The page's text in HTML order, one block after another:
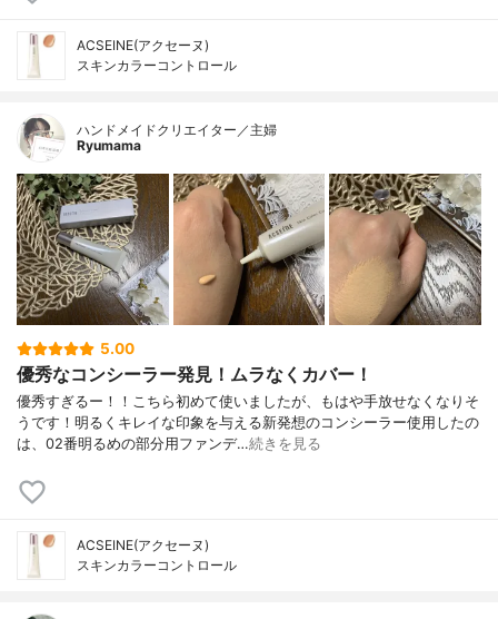
ACSEINE(アクセーヌ)
スキンカラーコントロール
ハンドメイドクリエイター／主婦
Ryumama
5.00
優秀なコンシーラー発見！ムラなくカバー！
優秀すぎるー！！こちら初めて使いましたが、もはや手放せなくなりそ
うです！明るくキレイな印象を与える新発想のコンシーラー使用したの
は、02番明るめの部分用ファンデ…続きを見る
ACSEINE(アクセーヌ)
スキンカラーコントロール